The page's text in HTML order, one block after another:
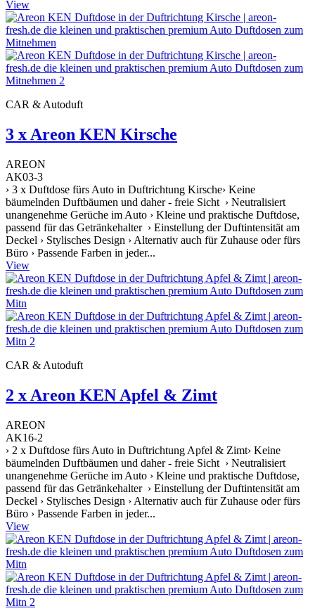
View
CAR & Autoduft
3 x Areon KEN Kirsche
AREON
AK03-3
› 3 x Duftdose fürs Auto in Duftrichtung Kirsche› Keine
bäumelnden Duftbäumen und daher - freie Sicht › Neutralisiert
unangenehme Gerüche im Auto › Kleine und praktische Duftdose,
passend für das Getränkehalter › Einstellung der Duftintensität am
Deckel › Stylisches Design › Alternativ auch für Zuhause oder fürs
Büro › Passende Farben in jeder...
View
CAR & Autoduft
2 x Areon KEN Apfel & Zimt
AREON
AK16-2
› 2 x Duftdose fürs Auto in Duftrichtung Apfel & Zimt› Keine
bäumelnden Duftbäumen und daher - freie Sicht › Neutralisiert
unangenehme Gerüche im Auto › Kleine und praktische Duftdose,
passend für das Getränkehalter › Einstellung der Duftintensität am
Deckel › Stylisches Design › Alternativ auch für Zuhause oder fürs
Büro › Passende Farben in jeder...
View